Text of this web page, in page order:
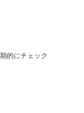
的にチェック